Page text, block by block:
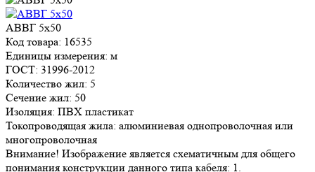
АВВГ 5х50
Код товара: 16535
Единицы измерения: м
ГОСТ: 31996-2012
Количество жил: 5
Сечение жил: 50
Изоляция: ПВХ пластикат
Токопроводящая жила: алюминиевая однопроволочная или
многопроволочная
Внимание! Изображение является схематичным для общего
понимания конструкции данного типа кабеля: 1.